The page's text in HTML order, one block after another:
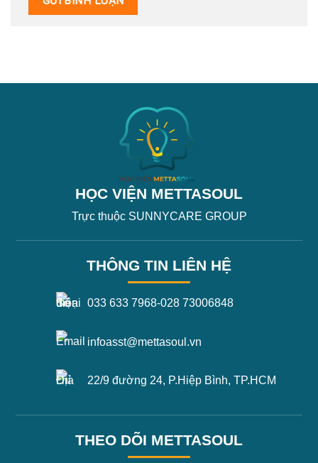
HỌC VIỆN METTASOUL
Trực thuộc SUNNYCARE GROUP
THÔNG TIN LIÊN HỆ
033 633 7968-028 73006848
infoasst@mettasoul.vn
22/9 đường 24, P.Hiệp Bình, TP.HCM
THEO DÕI METTASOUL